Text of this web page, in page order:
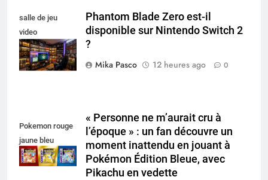
salle de jeu
video
collectionneur
Phantom Blade Zero est-il
disponible sur Nintendo Switch 2
?
Mika Pasco
12 heures ago 0
Pokemon rouge
jaune bleu
« Personne ne m’aurait cru à
l’époque » : un fan découvre un
moment inattendu en jouant à
Pokémon Édition Bleue, avec
Pikachu en vedette